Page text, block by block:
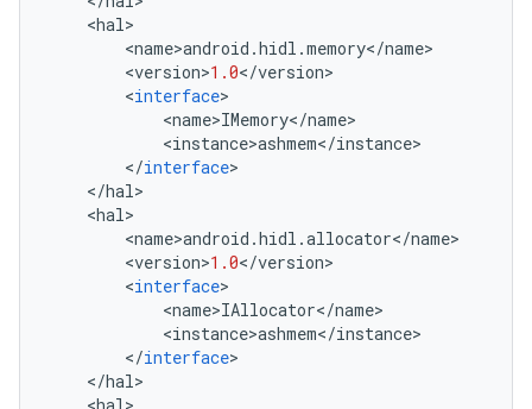
<hal>
<name>android .hidl .memory</name>
<version>1.0</version>
<interface>
<name>IMemory</name>
<instance>ashmem</instance>
</interface>
</hal>
<hal>
<name>android .hidl .allocator</name>
<version>1.0</version>
<interface>
<name>IAllocator</name>
<instance>ashmem</instance>
</interface>
</hal>